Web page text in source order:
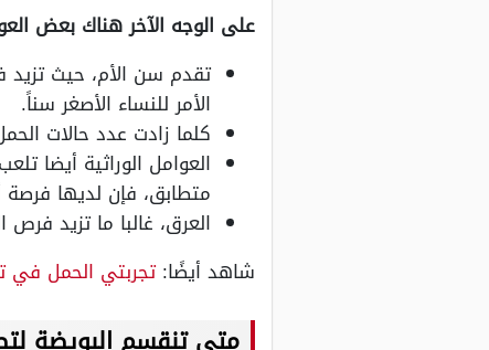
على الوجه الآخر هناك بعض
الأمر للنساء الأصغر سناً.
كلما زادت عدد حالات
العوامل الوراثية أيضا
متطابق، فإن لديها
العرق، غالبا ما تزيد
شاهد أيضًا:تجربتي الحمل
متى تنقسم البويضة